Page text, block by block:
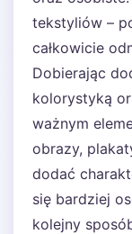
tekstyliów –
całkowicie
Dobierając
kolorystyką
ważnym
obrazy,
dodać
się bardziej
kolejny